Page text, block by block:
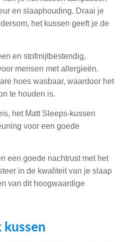
en slaaphouding. Draai je
het kussen geeft je de
en stofmijtbestendig,
mensen met allergieën.
hoes wasbaar, waardoor het
te houden is.
het Matt Sleeps-kussen
voor een goede
een goede nachtrust met het
in de kwaliteit van je slaap
van dit hoogwaardige
kussen